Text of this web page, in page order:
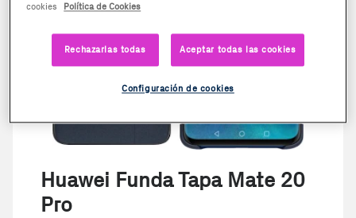
Huawei Funda Tapa Mate 20
Pro
cookies
Política de Cookies
Rechazarlas todas Aceptar todas las cookies
Configuración de cookies